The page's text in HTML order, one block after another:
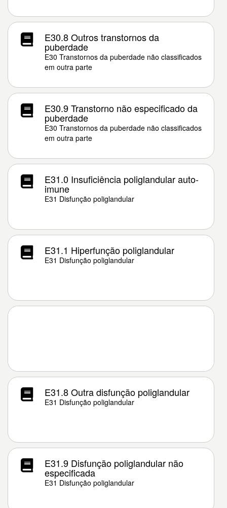
E30.8 Outros transtornos da
puberdade
E30 Transtornos da puberdade não classificados
em outra parte
E30.9 Transtorno não especificado da
puberdade
E30 Transtornos da puberdade não classificados
em outra parte
E31.0 Insuficiência poliglandular auto-
imune
E31 Disfunção poliglandular
E31.1 Hiperfunção poliglandular
E31 Disfunção poliglandular
E31.8 Outra disfunção poliglandular
E31 Disfunção poliglandular
E31.9 Disfunção poliglandular não
especificada
E31 Disfunção poliglandular